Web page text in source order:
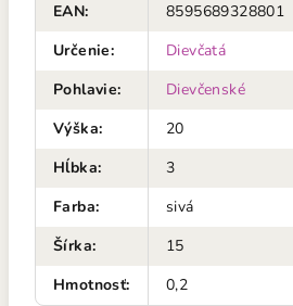
EAN:
8595689328801
Určenie:
Dievčatá
Pohlavie:
Dievčenské
Výška:
20
Hĺbka:
3
Farba:
sivá
Šírka:
15
Hmotnosť: 0,2